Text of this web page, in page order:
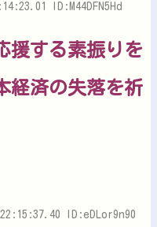
ID:M44DFN5Hd
援する素振りを
経済の失落を祈
ID:eDLor9n90